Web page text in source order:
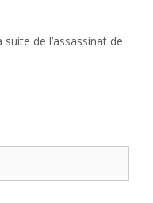
de l’assassinat de